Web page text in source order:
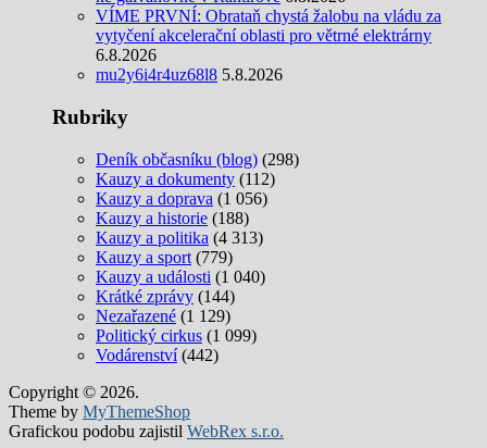
VÍME PRVNÍ: Obrataň chystá žalobu na vládu za
vytyčení akcelerační oblasti pro větrné elektrárny
6.8.2026
mu2y6i4r4uz68l8 5.8.2026
Rubriky
Deník občasníku (blog) (298)
Kauzy a dokumenty (112)
Kauzy a doprava (1 056)
Kauzy a historie (188)
Kauzy a politika (4 313)
Kauzy a sport (779)
Kauzy a události (1 040)
Krátké zprávy (144)
Nezařazené (1 129)
Politický cirkus (1 099)
Vodárenství(442)
Copyright © 2026.
Theme by MyThemeShop
Grafickou podobu zajistil WebRex s.r.o.